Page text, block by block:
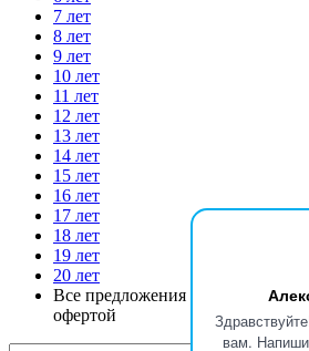
вам.
7 лет
8 лет
9 лет
10 лет
11 лет
12 лет
13 лет
14 лет
15 лет
16 лет
17 лет
18 лет
19 лет
20 лет
Все предложения на сайте не
офертой